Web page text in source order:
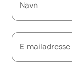
Navn
E-mailadresse